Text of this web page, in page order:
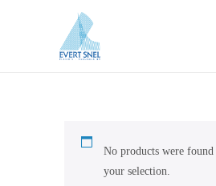
No products were
your selection.